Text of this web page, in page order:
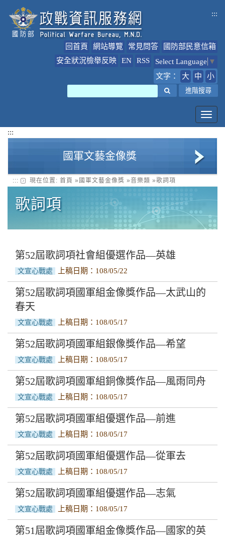
:::
回首頁 網站導覽 常見問答
國防部民意信箱
安全狀況檢舉反映
EN RSS Select Language ▼
文字：
大 中 小
進階搜尋
:::
國軍文藝金像獎
美術類
多媒體類
文字類
音樂類
歌曲項
歌詞項
設計類
::: 現在位置: 首頁 » 國軍文藝金像獎 »音樂類 »歌詞項
歌詞項
第52屆歌詞項社會組優選作品—英雄
文宣心戰處 上稿日期：108/05/22
第52屆歌詞項國軍組金像獎作品—太武山的
春天
文宣心戰處 上稿日期：108/05/17
第52屆歌詞項國軍組銀像獎作品—希望
文宣心戰處 上稿日期：108/05/17
第52屆歌詞項國軍組銅像獎作品—風雨同舟
文宣心戰處 上稿日期：108/05/17
第52屆歌詞項國軍組優選作品—前進
文宣心戰處 上稿日期：108/05/17
第52屆歌詞項國軍組優選作品—從軍去
文宣心戰處 上稿日期：108/05/17
第52屆歌詞項國軍組優選作品—志氣
文宣心戰處 上稿日期：108/05/17
第51屆歌詞項國軍組金像獎作品—國家的英